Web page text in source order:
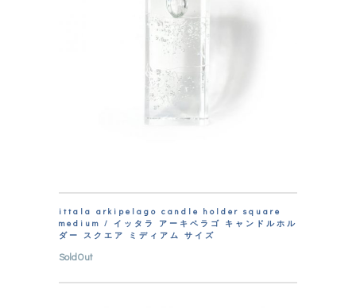
ittala arkipelago candle holder square
medium / イッタラ アーキペラゴ キャンドルホル
ダー スクエア ミディアム サイズ
SoldOut